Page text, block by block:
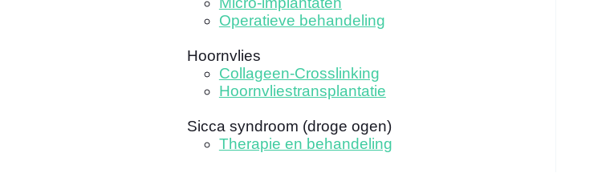
Operatieve behandeling
Hoornvlies
Collageen-Crosslinking
Hoornvliestransplantatie
Sicca syndroom (droge ogen)
Therapie en behandeling